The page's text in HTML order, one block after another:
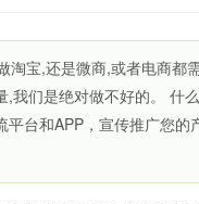
淘宝,还是微商,或者电商都
,我们是绝对做不好的。 什
平台和APP，宣传推广您的